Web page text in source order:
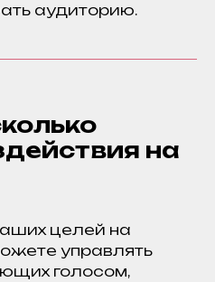
аудиторию.
на
целей на
управлять
голосом,